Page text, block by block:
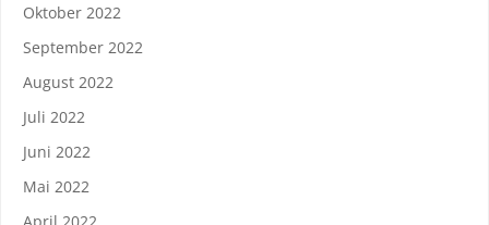
Oktober 2022
September 2022
August 2022
Juli 2022
Juni 2022
Mai 2022